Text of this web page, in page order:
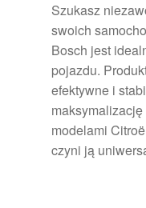
Szukasz
swoich
Bosch jest
pojazdu.
efektywne i
modelami
czyni ją